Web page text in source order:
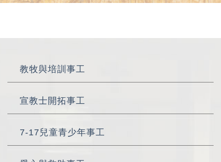
教牧與培訓事工
宣教士開拓事工
7-17兒童青少年事工